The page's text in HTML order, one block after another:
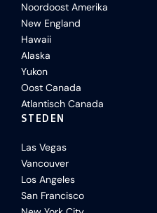
Noordoost Amerika
New England
Hawaii
Alaska
Yukon
Oost Canada
Atlantisch Canada
STEDEN
Las Vegas
Vancouver
Los Angeles
San Francisco